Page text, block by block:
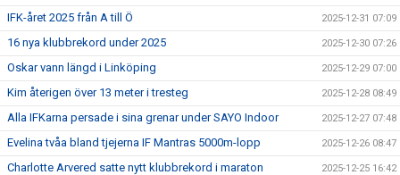
IFK-året 2025 från A till Ö 2025-12-31 07:09
16 nya klubbrekord under 2025 2025-12-30 07:26
Oskar vann längd i Linköping 2025-12-29 07:00
Kim återigen över 13 meter i tresteg 2025-12-28 08:49
Alla IFKarna persade i sina grenar under SAYO Indoor 2025-12-27 07:48
Evelina tvåa bland tjejerna IF Mantras 5000m-lopp 2025-12-26 08:47
Charlotte Arvered satte nytt klubbrekord i maraton 2025-12-25 16:42